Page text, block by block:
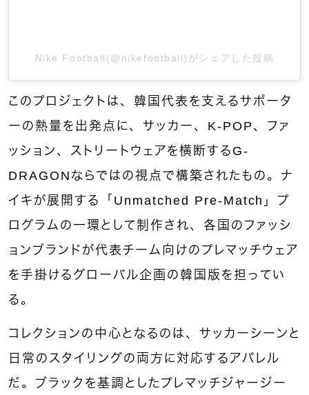
Nike Football(@nikefootball)がシェアした投稿
このプロジェクトは、韓国代表を支えるサポータ
ーの熱量を出発点に、サッカー、K-POP、ファ
ッション、ストリートウェアを横断するG-
DRAGONならではの視点で構築されたもの。ナ
イキが展開する「Unmatched Pre-Match」プ
ログラムの一環として制作され、各国のファッシ
ョンブランドが代表チーム向けのプレマッチウェア
を手掛けるグローバル企画の韓国版を担ってい
る。
コレクションの中心となるのは、サッカーシーンと
日常のスタイリングの両方に対応するアパレル
だ。ブラックを基調としたプレマッチジャージー